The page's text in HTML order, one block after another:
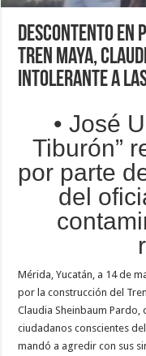
Descontento en
Tren Maya,
intolerante a
• José
Tiburón”
por parte
del
Mérida, Yucatán, a 14 de
por la construcción del
Claudia Sheinbaum
ciudadanos conscientes
mandó a agredir con sus